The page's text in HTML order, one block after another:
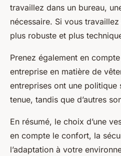
travaillez dans un bureau,
nécessaire. Si vous travaillez
plus robuste et plus
Prenez également en
entreprise en matière de
entreprises ont une politique
tenue, tandis que d’autres
En résumé, le choix d’une
en compte le confort, la
l’adaptation à votre